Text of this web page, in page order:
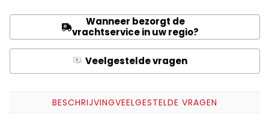
Wanneer bezorgt de
vrachtservice in uw regio?
Q Veelgestelde vragen
BESCHRIJVINGVEELGESTELDE VRAGEN